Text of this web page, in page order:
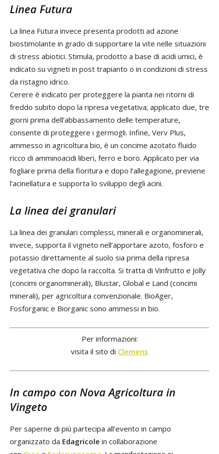
Linea Futura
La linea Futura invece presenta prodotti ad azione
biostimolante in grado di supportare la vite nelle situazioni
di stress abiotici. Stimula, prodotto a base di acidi umici, è
indicato su vigneti in post trapianto o in condizioni di stress
da ristagno idrico.
Cerere è indicato per proteggere la pianta nei ritorni di
freddo subito dopo la ripresa vegetativa; applicato due, tre
giorni prima dell’abbassamento delle temperature,
consente di proteggere i germogli. Infine, Verv Plus,
ammesso in agricoltura bio, è un concime azotato fluido
ricco di amminoacidi liberi, ferro e boro. Applicato per via
fogliare prima della fioritura e dopo l’allegagione, previene
l’acinellatura e supporta lo sviluppo degli acini.
La linea dei granulari
La linea dei granulari complessi, minerali e organominerali,
invece, supporta il vigneto nell’apportare azoto, fosforo e
potassio direttamente al suolo sia prima della ripresa
vegetativa che dopo la raccolta. Si tratta di Vinfrutto e Jolly
(concimi organominerali), Blustar, Global e Land (concimi
minerali), per agricoltura convenzionale. BioAger,
Fosforganic e Biorganic sono ammessi in bio.
Per informazioni:
visita il sito di Clemens
In campo con Nova Agricoltura in
Vingeto
Per saperne di più partecipa all’evento in campo
organizzato da Edagricole in collaborazione